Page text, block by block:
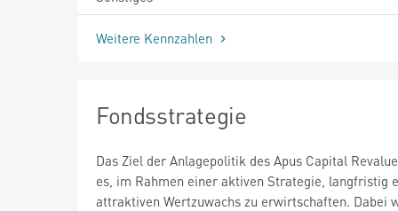
Weitere Kennzahlen
Fondsstrategie
Das Ziel der Anlagepolitik des Apus Capital
es, im Rahmen einer aktiven Strategie, langfristig
attraktiven Wertzuwachs zu erwirtschaften. Dabei